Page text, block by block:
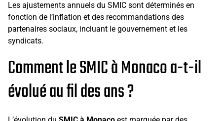
Les ajustements annuels du SMIC sont déterminés en
fonction de l’inflation et des recommandations des
partenaires sociaux, incluant le gouvernement et les
syndicats.
Comment le SMIC à Monaco a-t-il
évolué au fil des ans ?